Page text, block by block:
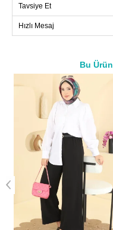
46
48
Tavsiye Et
Hızlı Mesaj
Bu
a>